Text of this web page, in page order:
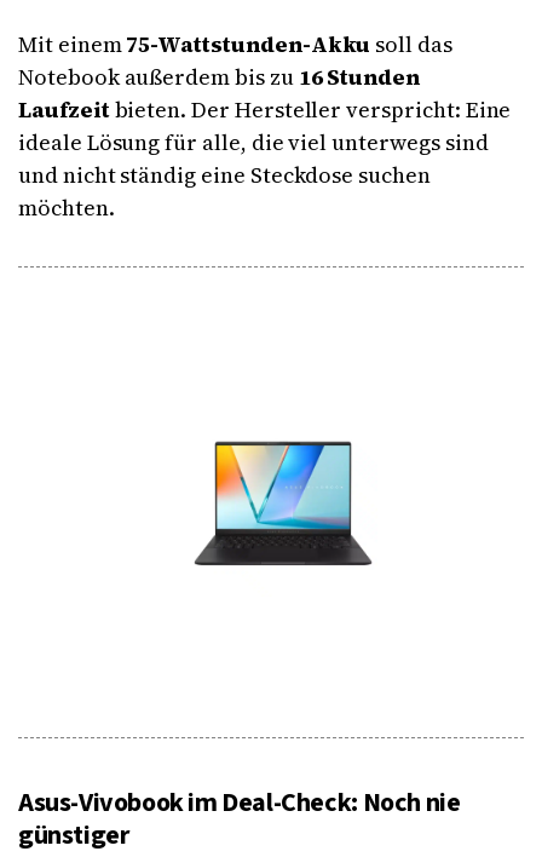
Mit einem75-Wattstunden-Akku soll das
Notebook außerdem bis zu 16 Stunden
Laufzeitbieten. Der Hersteller verspricht: Eine
ideale Lösung für alle, die viel unterwegs sind
und nicht ständig eine Steckdose suchen
möchten.
Asus-Vivobook im Deal-Check: Noch nie
günstiger